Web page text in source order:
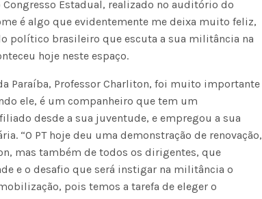
Estadual, realizado no auditório do
é algo que evidentemente me deixa muito feliz,
político brasileiro que escuta a sua militância na
hoje neste espaço.
Paraíba, Professor Charliton, foi muito importante
ele, é um companheiro que tem um
desde a sua juventude, e empregou a sua
“O PT hoje deu uma demonstração de renovação,
mas também de todos os dirigentes, que
e o desafio que será instigar na militância o
pois temos a tarefa de eleger o